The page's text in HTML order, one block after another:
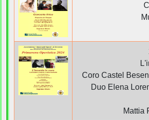
Coro Castel
Duo Elena
Mattia